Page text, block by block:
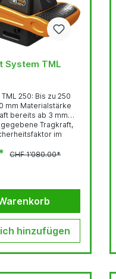
System TML
Bis zu 250
mm Materialstärke
bereits ab 3 mm
Tragkraft,
im
führt, einem
Bis zu 70%
bei mind. gleicher
Aktivierung mit
minimalem Kraftaufwand Völlig...
CHF 1’080.00*
hinzufügen